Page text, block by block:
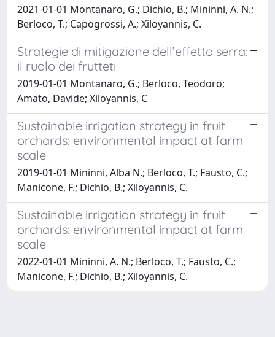
2021-01-01 Montanaro, G.; Dichio, B.; Mininni, A. N.;
Berloco, T.; Capogrossi, A.; Xiloyannis, C.
Strategie di mitigazione dell’effetto serra:
il ruolo dei frutteti
2019-01-01 Montanaro, G.; Berloco, Teodoro;
Amato, Davide; Xiloyannis, C
Sustainable irrigation strategy in fruit
orchards: environmental impact at farm
scale
2019-01-01 Mininni, Alba N.; Berloco, T.; Fausto, C.;
Manicone, F.; Dichio, B.; Xiloyannis, C.
Sustainable irrigation strategy in fruit
orchards: environmental impact at farm
scale
2022-01-01 Mininni, A. N.; Berloco, T.; Fausto, C.;
Manicone, F.; Dichio, B.; Xiloyannis, C.